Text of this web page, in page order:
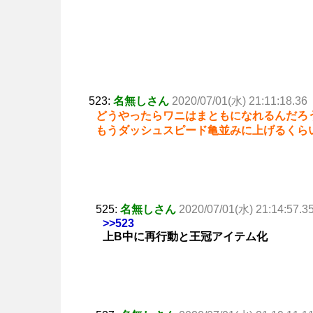
523: 名無しさん 2020/07/01(水) 21:11:18.36
どうやったらワニはまともになれるんだろ
もうダッシュスピード亀並みに上げるく
525: 名無しさん 2020/07/01(水) 21:14:57.35
>>523
上B中に再行動と王冠アイテム化